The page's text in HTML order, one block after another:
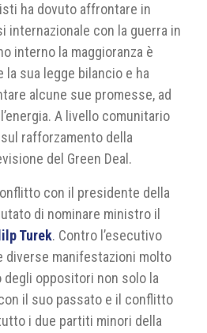
ha dovuto affrontare in
internazionale con la guerra in
interno la maggioranza è
sua legge bilancio e ha
alcune sue promesse, ad
A livello comunitario
rafforzamento della
del Green Deal.
con il presidente della
di nominare ministro il
Turek. Contro l’esecutivo
diverse manifestazioni molto
oppositori non solo la
il suo passato e il conflitto
i due partiti minori della